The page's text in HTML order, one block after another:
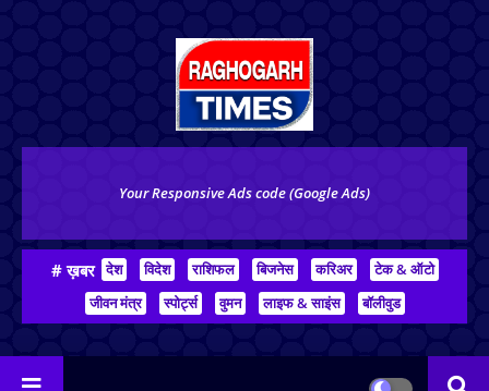
Your Responsive Ads code (Google Ads)
# ख़बर देश विदेश राशिफल बिजनेस करिअर
टेक & ऑटो
जीवन मंत्र
स्पोर्ट्स वुमन लाइफ & साइंस बॉलीवुड